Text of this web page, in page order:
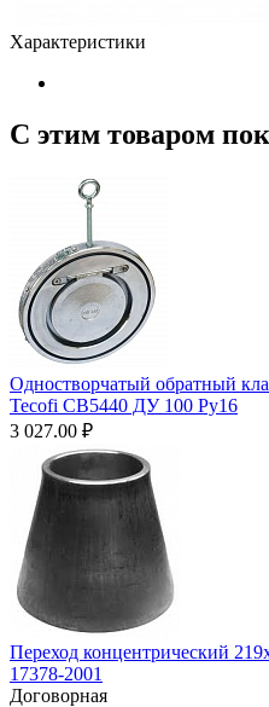
Характеристики
С этим товаром
Одностворчатый обратный
Tecofi CB5440 ДУ 100 Ру16
3 027.00 ₽
Переход концентрический
17378-2001
Договорная